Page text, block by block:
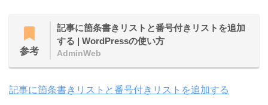
参考
記事に箇条書きリストと番号付きリストを追加
する | WordPressの使い方
AdminWeb
記事に箇条書きリストと番号付きリストを追加する